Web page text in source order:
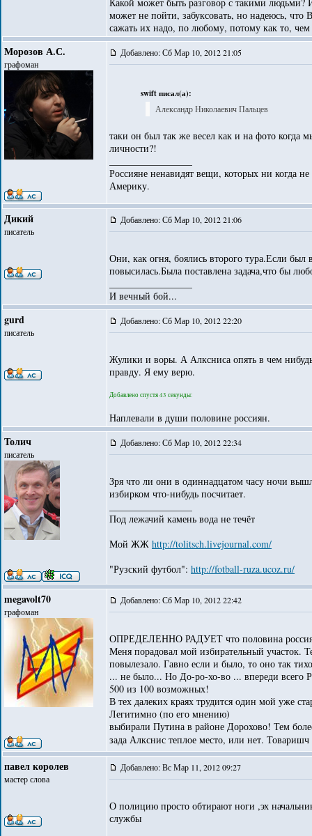
может не пойти, забуксовать, но надеюсь, что
сажать их надо, по любому, потому как то,
Морозов А.С.
графоман
Добавлено: Сб Мар 10, 2012 21:05
swift писал(а):
Александр Николаевич Пальцев
таки он был так же весел как и на фото когда
личности?!
Россияне ненавидят вещи, которых ни когда
Америку.
Дикий
писатель
Добавлено: Сб Мар 10, 2012 21:06
Они, как огня, боялись второго тура.Если
повысилась.Была поставлена задача,что бы
И вечный бой...
gurd
писатель
Добавлено: Сб Мар 10, 2012 22:20
Жулики и воры. А Алксниса опять в чем
правду. Я ему верю.
Добавлено спустя 43 секунды:
Наплевали в души половине россиян.
Толич
писатель
Добавлено: Сб Мар 10, 2012 22:34
Зря что ли они в одиннадцатом часу ночи
избирком что-нибудь посчитает.
Под лежачий камень вода не течёт
Мой ЖЖ http://tolitsch.livejournal.com/
"Рузский футбол": http://fotball-ruza.ucoz.ru/
megavolt70
графоман
Добавлено: Сб Мар 10, 2012 22:42
ОПРЕДЕЛЕННО РАДУЕТ что половина россиян
Меня порадовал мой избирательный участок.
повылезало. Гавно если и было, то оно так
... не было... Но До-ро-хо-во ... впереди
500 из 100 возможных!
В тех далеких краях трудится один мой уже
Легитимно (по его мнению)
выбирали Путина в районе Дорохово! Тем
зада Алкснис теплое место, или нет.
павел королев
мастер слова
Добавлено: Вс Мар 11, 2012 09:27
О полицию просто обтирают ноги ,эх
службы